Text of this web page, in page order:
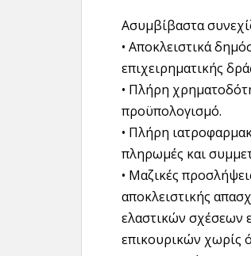
Ασυμβίβαστα
• Αποκλειστικά
επιχειρηματικής
• Πλήρη
προϋπολογισμό.
• Πλήρη
πληρωμές και
• Μαζικές
αποκλειστικής
ελαστικών σχέσεων
επικουρικών χωρίς